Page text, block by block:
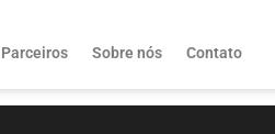
Parceiros Sobre nós Contato